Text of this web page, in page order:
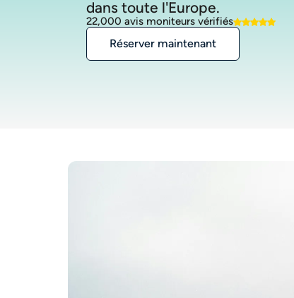
22,000 avis moniteurs vérifiés
Réserver maintenant